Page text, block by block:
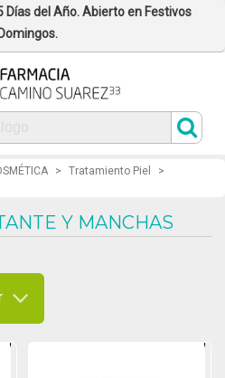
Días del Año. Abierto en Festivos
> Tratamiento Piel
>
Y MANCHAS